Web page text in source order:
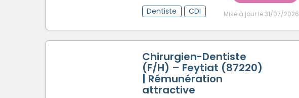
Dentiste
CDI Mise à jour le 31/07/2026
Chirurgien-Dentiste
(F/H) – Feytiat (87220)
| Rémunération
attractive